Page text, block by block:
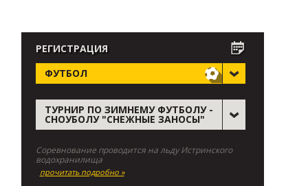
РЕГИСТРАЦИЯ
ФУТБОЛ
ТУРНИР ПО ЗИМНЕМУ ФУТБОЛУ -
СНОУБОЛУ "СНЕЖНЫЕ ЗАНОСЫ"
Соревнование проводится на льду Истринского
водохранилища
прочитать подробно »